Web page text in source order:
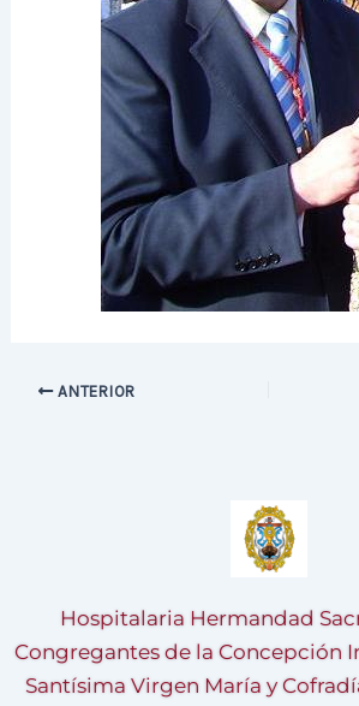
ANTERIOR
Hospitalaria Hermandad
Congregantes de la Concepción
Santísima Virgen María y